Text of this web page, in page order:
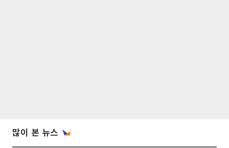
많이 본 뉴스